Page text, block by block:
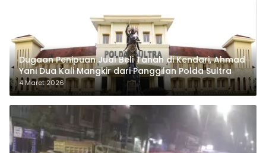
Dugaan Penipuan Jual Beli Tanah di Kendari, Ahmad
Yani Dua Kali Mangkir dari Panggilan Polda Sultra
4 Maret 2026